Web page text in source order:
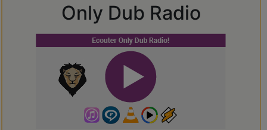
Only Dub Radio